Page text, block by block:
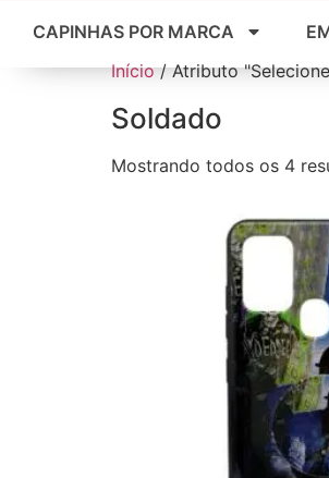
CAPINHAS POR MARCA
Início/ Atributo
Soldado
Mostrando todos os 4